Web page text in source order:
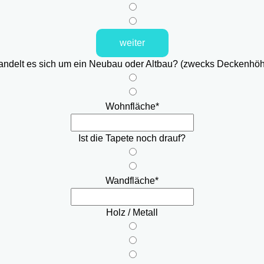
weiter
es sich um ein Neubau oder Altbau? (zwecks
Wohnfläche*
Ist die Tapete noch drauf?
Wandfläche*
Holz / Metall